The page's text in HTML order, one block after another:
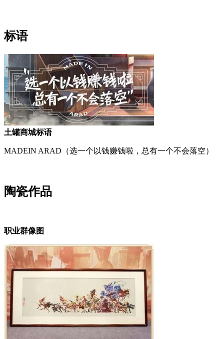
标语
土罐商城标语
MADEIN ARAD（选一个以钱赚钱啦，总有一个不会落空）
陶瓷作品
职业群像图